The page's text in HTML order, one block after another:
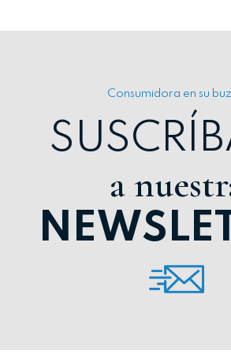
Consumidora en su
a